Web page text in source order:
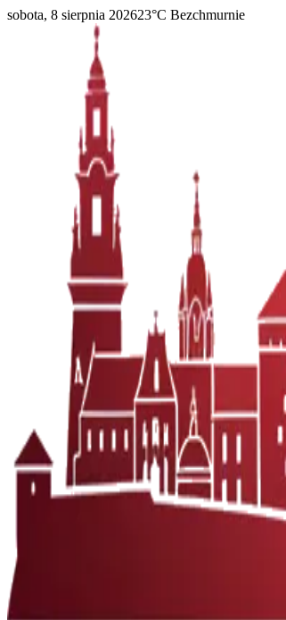
sobota, 8 sierpnia 202623°C Bezchmurnie